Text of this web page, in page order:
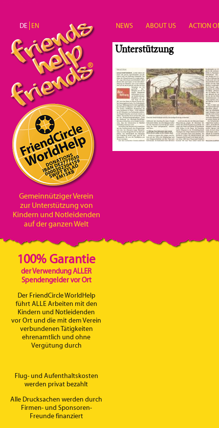
Gemeinnütziger Verein
zur Unterstützung von
Kindern und Notleidenden
auf der ganzen Welt
100% Garantie
der Verwendung ALLER
Spendengelder vor Ort
Der FriendCircle WorldHelp
führt ALLE Arbeiten mit den
Kindern und Notleidenden
vor Ort und die mit dem Verein
verbundenen Tätigkeiten
ehrenamtlich und ohne
Vergütung durch
Flug- und Aufenthaltskosten
werden privat bezahlt
Alle Drucksachen werden durch
Firmen- und Sponsoren-
Freunde finanziert
DE EN NEWS ABOUT US ACTION
Unterstützung